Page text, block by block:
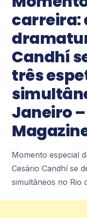
4
Notícias
Maior edição do
reúne expositores
miniatura de três
portalgiro.com
Maior edição do
expositores de carros
estados em Itaipava
4
Pescadores de
regularizar
de agosto –
carreira:
Candhí
três
Janeiro
Momento especial
Cesário Candhí se
simultâneos no Rio